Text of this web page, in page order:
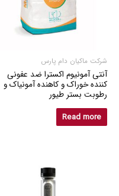
شرکت ماکیان دام پارس
آنتی آمونیوم اکسترا ضد عفونی
کننده خوراک و کاهنده آمونیاک و
رطوبت بستر طیور
Read more